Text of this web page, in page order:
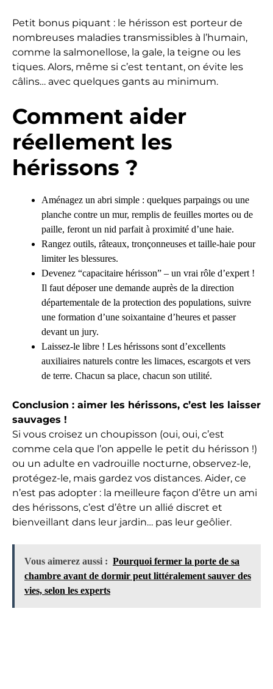
Petit bonus piquant : le hérisson est porteur de
nombreuses maladies transmissibles à l’humain,
comme la salmonellose, la gale, la teigne ou les
tiques. Alors, même si c’est tentant, on évite les
câlins… avec quelques gants au minimum.
Comment aider
réellement les
hérissons ?
Aménagez un abri simple : quelques parpaings ou une
planche contre un mur, remplis de feuilles mortes ou de
paille, feront un nid parfait à proximité d’une haie.
Rangez outils, râteaux, tronçonneuses et taille-haie pour
limiter les blessures.
Devenez “capacitaire hérisson” – un vrai rôle d’expert !
Il faut déposer une demande auprès de la direction
départementale de la protection des populations, suivre
une formation d’une soixantaine d’heures et passer
devant un jury.
Laissez-le libre ! Les hérissons sont d’excellents
auxiliaires naturels contre les limaces, escargots et vers
de terre. Chacun sa place, chacun son utilité.
Conclusion : aimer les hérissons, c’est les laisser
sauvages !
Si vous croisez un choupisson (oui, oui, c’est
comme cela que l’on appelle le petit du hérisson !)
ou un adulte en vadrouille nocturne, observez-le,
protégez-le, mais gardez vos distances. Aider, ce
n’est pas adopter : la meilleure façon d’être un ami
des hérissons, c’est d’être un allié discret et
bienveillant dans leur jardin… pas leur geôlier.
Vous aimerez aussi : Pourquoi fermer la porte de sa
chambre avant de dormir peut littéralement sauver des
vies, selon les experts